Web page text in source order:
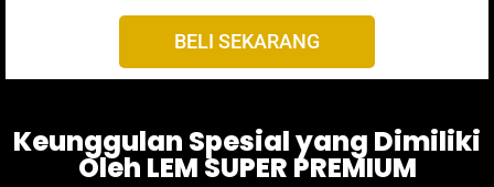
BELI SEKARANG
Keunggulan Spesial yang Dimiliki
Oleh LEM SUPER PREMIUM